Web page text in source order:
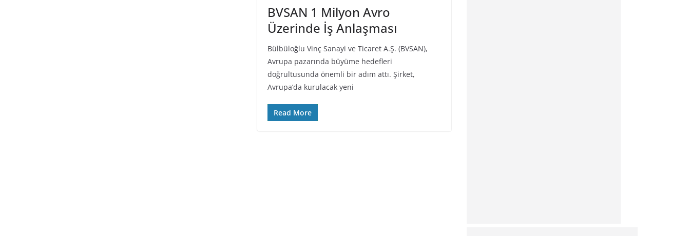
BVSAN 1 Milyon Avro
Üzerinde İş Anlaşması
Bülbüloğlu Vinç Sanayi ve Ticaret A.Ş. (BVSAN),
Avrupa pazarında büyüme hedefleri
doğrultusunda önemli bir adım attı. Şirket,
Avrupa’da kurulacak yeni
Read More